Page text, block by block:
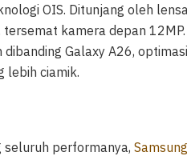
OIS. Ditunjang oleh
kamera depan
dibanding Galaxy A26,
lebih ciamik.
seluruh performanya, Samsung